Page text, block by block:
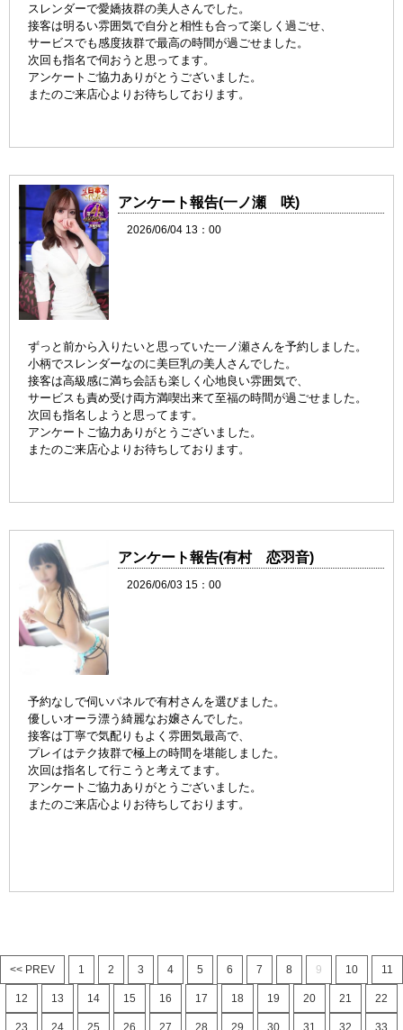
スレンダーで愛嬌抜群の美人さんでした。
接客は明るい雰囲気で自分と相性も合って楽しく過ごせ、
サービスでも感度抜群で最高の時間が過ごせました。
次回も指名で伺おうと思ってます。
アンケートご協力ありがとうございました。
またのご来店心よりお待ちしております。
アンケート報告(一ノ瀬 咲)
2026/06/04 13：00
ずっと前から入りたいと思っていた一ノ瀬さんを予約しました。
小柄でスレンダーなのに美巨乳の美人さんでした。
接客は高級感に満ち会話も楽しく心地良い雰囲気で、
サービスも責め受け両方満喫出来て至福の時間が過ごせました。
次回も指名しようと思ってます。
アンケートご協力ありがとうございました。
またのご来店心よりお待ちしております。
アンケート報告(有村 恋羽音)
2026/06/03 15：00
予約なしで伺いパネルで有村さんを選びました。
優しいオーラ漂う綺麗なお嬢さんでした。
接客は丁寧で気配りもよく雰囲気最高で、
プレイはテク抜群で極上の時間を堪能しました。
次回は指名して行こうと考えてます。
アンケートご協力ありがとうございました。
またのご来店心よりお待ちしております。
<< PREV 1 2 3 4 5 6 7 8 9 10 11
12 13 14 15 16 17 18 19 20 21 22